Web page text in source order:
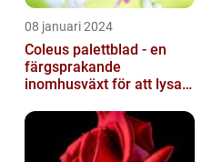
08 januari 2024
Coleus palettblad - en
färgsprakande
inomhusväxt för att lysa